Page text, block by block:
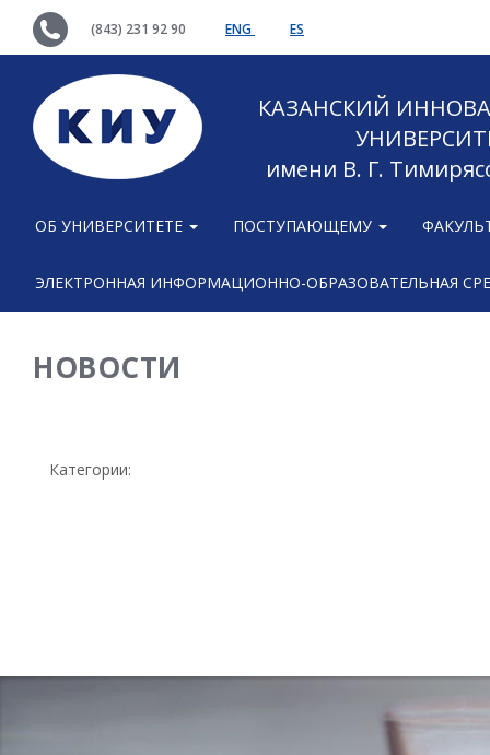
(843) 231 92 90 ENG ES
КАЗАНСКИЙ
имени В. Г.
ОБ УНИВЕРСИТЕТЕ ПОСТУПАЮЩЕМУ
ЭЛЕКТРОННАЯ ИНФОРМАЦИОННО-ОБРАЗОВАТЕЛЬНАЯ
НОВОСТИ
Категории: